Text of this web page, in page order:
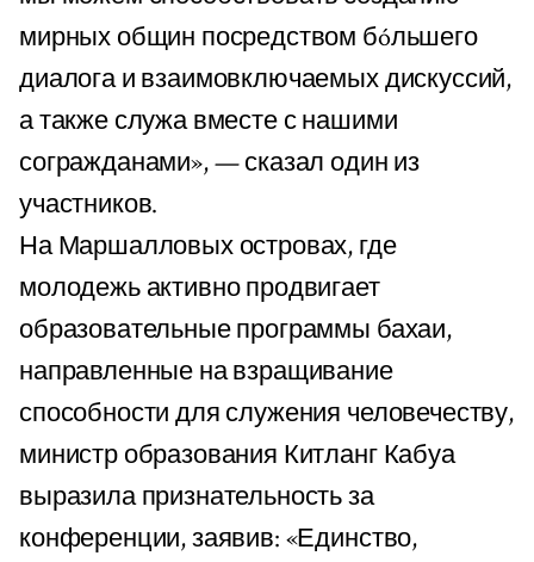
мирных общин посредством бóльшего
диалога и взаимовключаемых дискуссий,
а также служа вместе с нашими
согражданами», — сказал один из
участников.
На Маршалловых островах, где
молодежь активно продвигает
образовательные программы бахаи,
направленные на взращивание
способности для служения человечеству,
министр образования Китланг Кабуа
выразила признательность за
конференции, заявив: «Единство,